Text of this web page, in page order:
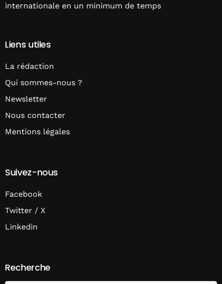
internationale en un minimum de temps
Liens utiles
La rédaction
Qui sommes-nous ?
Newsletter
Nous contacter
Mentions légales
Suivez-nous
Facebook
Twitter / X
Linkedin
Recherche